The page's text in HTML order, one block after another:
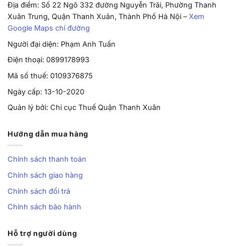
Địa điểm: Số 22 Ngõ 332 đường Nguyễn Trãi, Phường Thanh
Xuân Trung, Quận Thanh Xuân, Thành Phố Hà Nội – Xem
Google Maps chỉ đường
Người đại diện: Phạm Anh Tuấn
Điện thoại: 0899178993
Mã số thuế: 0109376875
Ngày cấp: 13-10-2020
Quản lý bởi: Chi cục Thuế Quận Thanh Xuân
Hướng dẫn mua hàng
Chính sách thanh toán
Chính sách giao hàng
Chính sách đổi trả
Chính sách bảo hành
Hỗ trợ người dùng